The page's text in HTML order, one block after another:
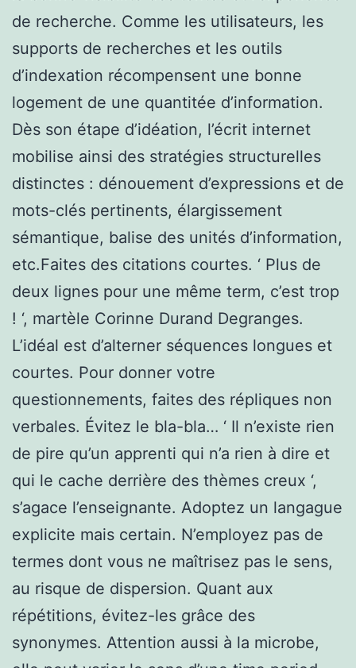
de recherche. Comme les utilisateurs, les
supports de recherches et les outils
d’indexation récompensent une bonne
logement de une quantitée d’information.
Dès son étape d’idéation, l’écrit internet
mobilise ainsi des stratégies structurelles
distinctes : dénouement d’expressions et de
mots-clés pertinents, élargissement
sémantique, balise des unités d’information,
etc.Faites des citations courtes. ‘ Plus de
deux lignes pour une même term, c’est trop
! ‘, martèle Corinne Durand Degranges.
L’idéal est d’alterner séquences longues et
courtes. Pour donner votre
questionnements, faites des répliques non
verbales. Évitez le bla-bla… ‘ Il n’existe rien
de pire qu’un apprenti qui n’a rien à dire et
qui le cache derrière des thèmes creux ‘,
s’agace l’enseignante. Adoptez un langague
explicite mais certain. N’employez pas de
termes dont vous ne maîtrisez pas le sens,
au risque de dispersion. Quant aux
répétitions, évitez-les grâce des
synonymes. Attention aussi à la microbe,